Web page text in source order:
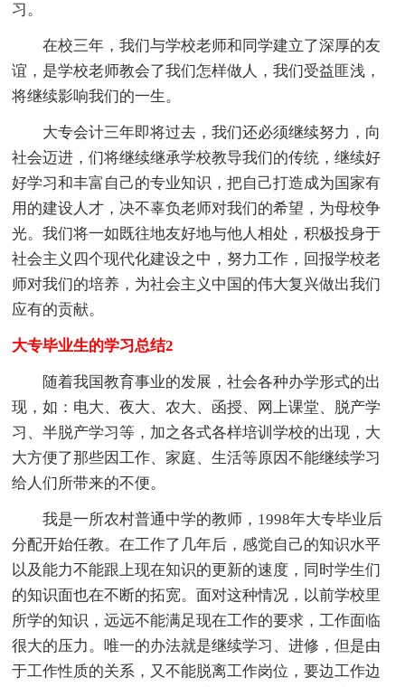
习。
在校三年，我们与学校老师和同学建立了深厚的友
谊，是学校老师教会了我们怎样做人，我们受益匪浅，
将继续影响我们的一生。
大专会计三年即将过去，我们还必须继续努力，向
社会迈进，们将继续继承学校教导我们的传统，继续好
好学习和丰富自己的专业知识，把自己打造成为国家有
用的建设人才，决不辜负老师对我们的希望，为母校争
光。我们将一如既往地友好地与他人相处，积极投身于
社会主义四个现代化建设之中，努力工作，回报学校老
师对我们的培养，为社会主义中国的伟大复兴做出我们
应有的贡献。
大专毕业生的学习总结2
随着我国教育事业的发展，社会各种办学形式的出
现，如：电大、夜大、农大、函授、网上课堂、脱产学
习、半脱产学习等，加之各式各样培训学校的出现，大
大方便了那些因工作、家庭、生活等原因不能继续学习
给人们所带来的不便。
我是一所农村普通中学的教师，1998年大专毕业后
分配开始任教。在工作了几年后，感觉自己的知识水平
以及能力不能跟上现在知识的更新的速度，同时学生们
的知识面也在不断的拓宽。面对这种情况，以前学校里
所学的知识，远远不能满足现在工作的要求，工作面临
很大的压力。唯一的办法就是继续学习、进修，但是由
于工作性质的关系，又不能脱离工作岗位，要边工作边